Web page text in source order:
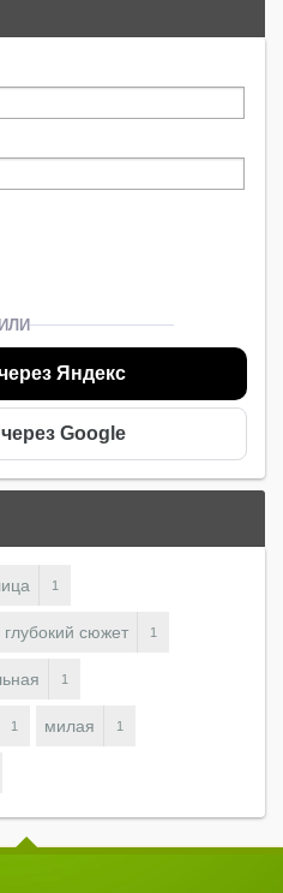
ИЛИ
Яндекс
Google
1
глубокий сюжет 1
1
1 милая 1